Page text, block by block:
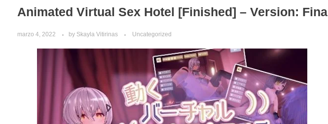
Animated Virtual Sex Hotel [Finished] – Version: Final
marzo 4, 2022 by Skayla Vitirinas Uncategorized